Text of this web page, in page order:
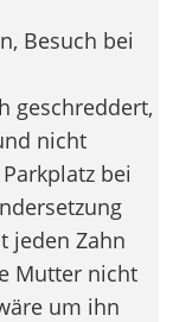
Besuch bei
geschreddert,
nicht
bei
jeden Zahn
Mutter nicht
um ihn